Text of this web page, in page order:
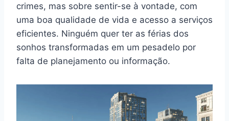
crimes, mas sobre sentir-se à vontade, com
uma boa qualidade de vida e acesso a serviços
eficientes. Ninguém quer ter as férias dos
sonhos transformadas em um pesadelo por
falta de planejamento ou informação.